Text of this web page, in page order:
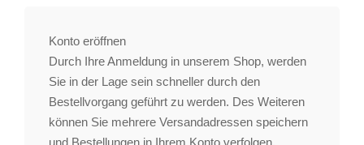
Konto eröffnen
Durch Ihre Anmeldung in unserem Shop, werden
Sie in der Lage sein schneller durch den
Bestellvorgang geführt zu werden. Des Weiteren
können Sie mehrere Versandadressen speichern